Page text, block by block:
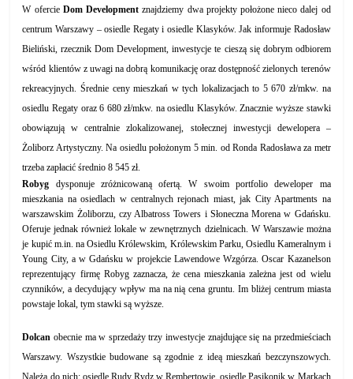
W ofercie Dom Development znajdziemy dwa projekty położone nieco dalej od
centrum Warszawy – osiedle Regaty i osiedle Klasyków. Jak informuje Radosław
Bieliński, rzecznik Dom Development, inwestycje te cieszą się dobrym odbiorem
wśród klientów z uwagi na dobrą komunikację oraz dostępność zielonych terenów
rekreacyjnych. Średnie ceny mieszkań w tych lokalizacjach to 5 670 zł/mkw. na
osiedlu Regaty oraz 6 680 zł/mkw. na osiedlu Klasyków. Znacznie wyższe stawki
obowiązują w centralnie zlokalizowanej, stołecznej inwestycji dewelopera –
Żoliborz Artystyczny. Na osiedlu położonym 5 min. od Ronda Radosława za metr
trzeba zapłacić średnio 8 545 zł.
Robyg dysponuje zróżnicowaną ofertą. W swoim portfolio deweloper ma
mieszkania na osiedlach w centralnych rejonach miast, jak City Apartments na
warszawskim Żoliborzu, czy Albatross Towers i Słoneczna Morena w Gdańsku.
Oferuje jednak również lokale w zewnętrznych dzielnicach. W Warszawie można
je kupić m.in. na Osiedlu Królewskim, Królewskim Parku, Osiedlu Kameralnym i
Young City, a w Gdańsku w projekcie Lawendowe Wzgórza. Oscar Kazanelson
reprezentujący firmę Robyg zaznacza, że cena mieszkania zależna jest od wielu
czynników, a decydujący wpływ ma na nią cena gruntu. Im bliżej centrum miasta
powstaje lokal, tym stawki są wyższe.
Dolcan obecnie ma w sprzedaży trzy inwestycje znajdujące się na przedmieściach
Warszawy. Wszystkie budowane są zgodnie z ideą mieszkań bezczynszowych.
Należą do nich: osiedle Rudy Rydz w Rembertowie, osiedle Pasikonik w Markach